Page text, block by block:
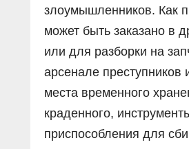
злоумышленников. Как
может быть заказано в
или для разборки на
арсенале преступников
места временного
краденного,
приспособления для